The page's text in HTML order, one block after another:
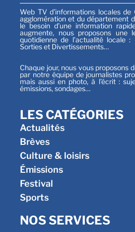
Web TV d’informations locales de
agglomération et du département
le besoin d’une information
augmente, nous proposons une
quotidienne de l’actualité locale :
Sorties et Divertissements…
Chaque jour, nous vous proposons
par notre équipe de journalistes
mais aussi en photo, à l’écrit :
émissions, sondages…
LES CATÉGORIES
Actualités
Brèves
Culture & loisirs
Émissions
Festival
Sports
NOS SERVICES